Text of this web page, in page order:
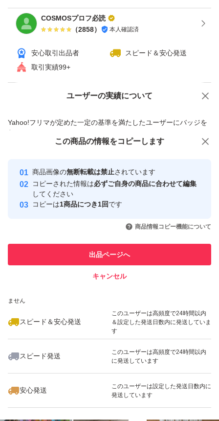
COSMOSプロフ必読
（2858） 本人確認済
安心取引出品者
スピード＆安心発送
取引実績99+
ユーザーの実績について
Yahoo!フリマが定めた一定の基準を満たしたユーザーにバッジを
付与しています
安心取引出品者
心・安全なユーザーです
取引実績
引を完了させた実績があります
での取引実績があります
ません
スピード＆安心発送
このユーザーは高頻度で24時間以内
＆設定した発送日数内に発送していま
す
スピード発送
このユーザーは高頻度で24時間以内
に発送しています
安心発送
このユーザーは設定した発送日数内に
発送しています
価格の相談 商品への質問
この商品の情報をコピーします
商品画像の無断転載は禁止されています
コピーされた情報は必ずご自身の商品に合わせて編集
してください
コピーは1商品につき1回です
商品情報コピー機能について
出品ページへ
キャンセル
この商品をみている人にオススメ
いいね！
1,340